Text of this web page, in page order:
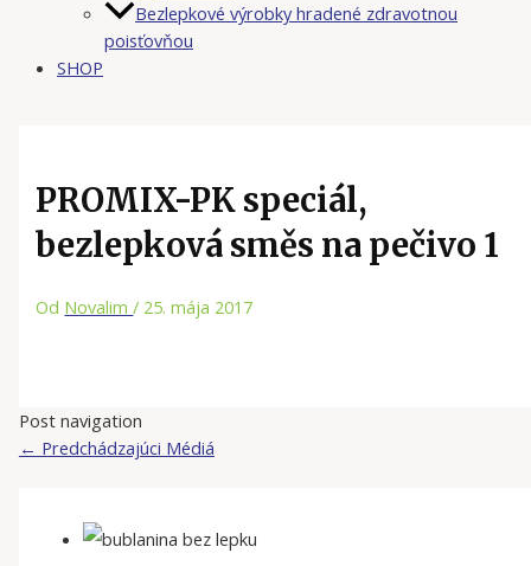
Bezlepkové výrobky hradené zdravotnou
poisťovňou
SHOP
PROMIX-PK speciál,
bezlepková směs na pečivo 1
Od Novalim/ 25. mája 2017
Post navigation
← Predchádzajúci Médiá